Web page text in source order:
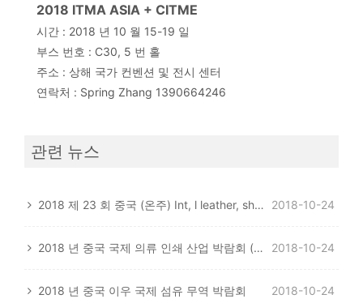
2018 ITMA ASIA + CITME
시간 : 2018 년 10 월 15-19 일
부스 번호 : C30, 5 번 홀
주소 : 상해 국가 컨벤션 및 전시 센터
연락처 : Spring Zhang 1390664246
관련 뉴스
2018-10-24
2018 제 23 회 중국 (온주) Int, l leather, shoe 소재 신발 기계 박람회
2018-10-24
2018 년 중국 국제 의류 인쇄 산업 박람회 (광동 훈민)
2018-10-24
2018 년 중국 이우 국제 섬유 무역 박람회